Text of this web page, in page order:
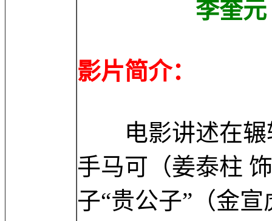
李奎元 Lee
影片简介：
电影讲述在辗
手马可（姜泰柱
子“贵公子”（金